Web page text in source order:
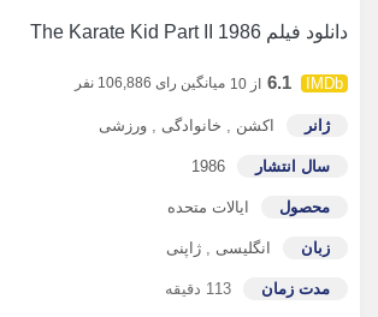
دانلود فیلم The Karate Kid Part II 1986
6.1 از 10 میانگین رای 106,886 نفر
ژانر اکشن , خانوادگی , ورزشی
سال انتشار 1986
محصول ایالات متحده
زبان انگلیسی , ژاپنی
مدت زمان 113 دقیقه